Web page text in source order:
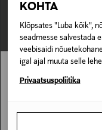
KOHTA
Klõpsates "Luba kõik",
seadmesse salvestada
veebisaidi
igal ajal muuta selle
Privaatsuspoliitika
SOODUSTUS 40%
J.LINDEBERG
Kootud polosärk Sal
Discounted Price
107,40 € Original Price
180,00 €
Stockmann pole